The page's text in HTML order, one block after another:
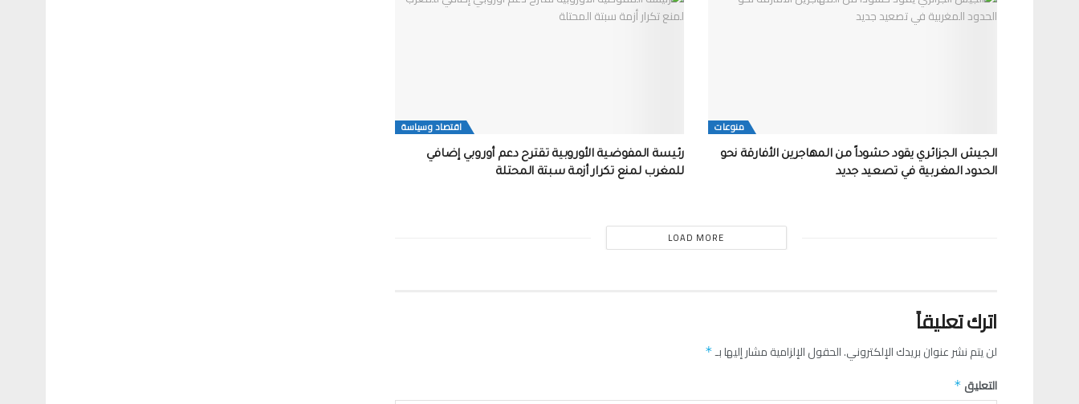
منوعات
الجيش الجزائري يقود حشوداً من المهاجرين الأفارقة نحو
الحدود المغربية في تصعيد جديد
اقتصاد وسياسة
رئيسة المفوضية الأوروبية تقترح دعم أوروبي إضافي
للمغرب لمنع تكرار أزمة سبتة المحتلة
LOAD MORE
اترك تعليقاً
لن يتم نشر عنوان بريدك الإلكتروني.الحقول الإلزامية مشار إليها بـ*
التعليق *